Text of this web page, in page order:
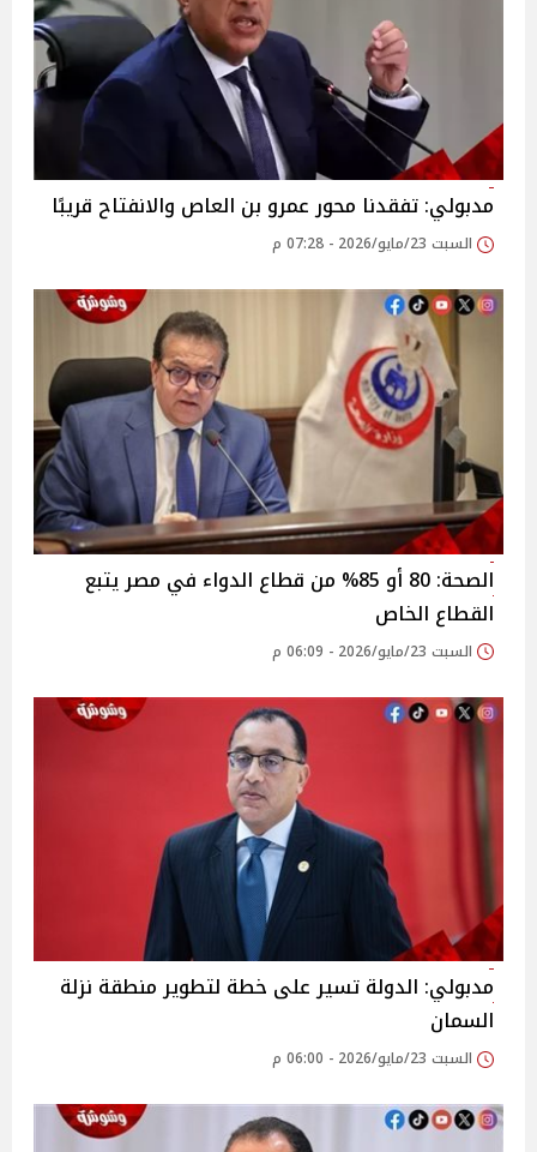
مدبولي: تفقدنا محور عمرو بن العاص والانفتاح قريبًا
السبت 23/مايو/2026 - 07:28 م
الصحة: 80 أو 85% من قطاع الدواء في مصر يتبع
القطاع الخاص
السبت 23/مايو/2026 - 06:09 م
مدبولي: الدولة تسير على خطة لتطوير منطقة نزلة
السمان
السبت 23/مايو/2026 - 06:00 م